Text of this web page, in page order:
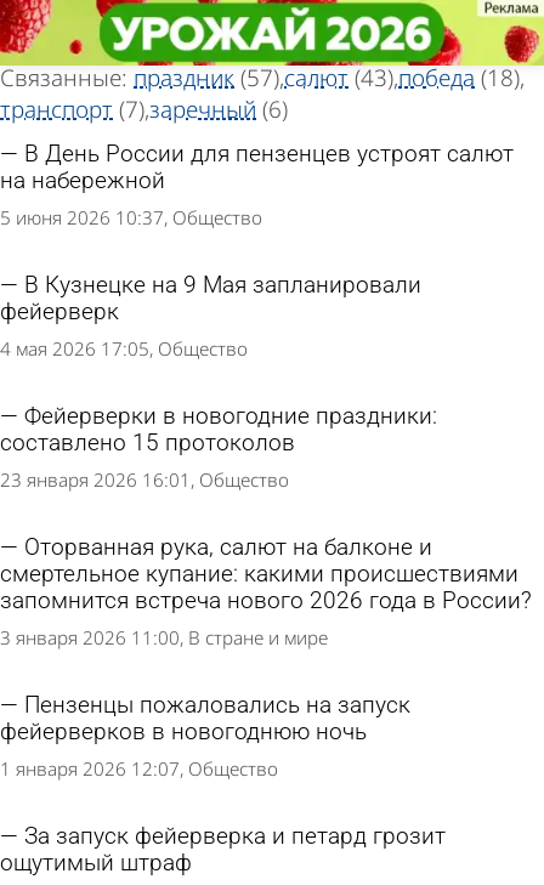
«Фейерверк»
Тег новостей
Всего найдено 112 новостей
Связанные: праздник(57)салют(43)победа (18)
транспорт(7)заречный (6)
В День России для пензенцев устроят салют
на набережной
5 июня 2026 10:37 Общество
В Кузнецке на 9 Мая запланировали
фейерверк
4 мая 2026 17:05 Общество
Фейерверки в новогодние праздники:
составлено 15 протоколов
23 января 2026 16:01 Общество
Оторванная рука, салют на балконе и
смертельное купание: какими происшествиями
запомнится встреча нового 2026 года в России?
3 января 2026 11:00 В стране и мире
Пензенцы пожаловались на запуск
фейерверков в новогоднюю ночь
1 января 2026 12:07 Общество
За запуск фейерверка и петард грозит
ощутимый штраф
«Фейерверк»
Тег новостей